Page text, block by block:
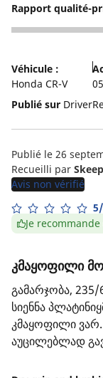
Rapport qualité-
3
Véhicule :
Honda CR-V
Publié sur
Publié le 26
Recueilli par
Avis non vérifié
Je
კმაყოფილი
გამარჯობა,
სიენნა
კმაყოფილი
აუცილებლად